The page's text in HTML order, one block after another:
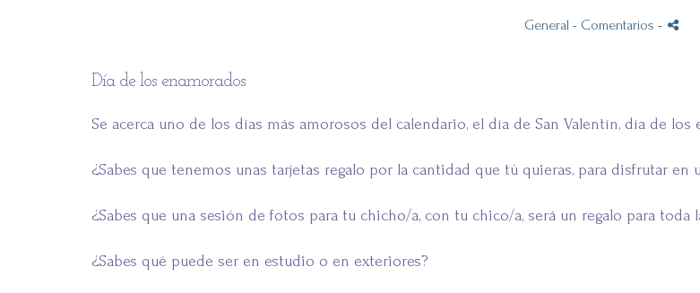
General - Comentarios -
Día de los enamorados
Se acerca uno de los días más amorosos del calendario, el día de San Valentín, día de los
¿Sabes que tenemos unas tarjetas regalo por la cantidad que tú quieras, para disfrutar en
¿Sabes que una sesión de fotos para tu chicho/a, con tu chico/a, será un regalo para toda
¿Sabes qué puede ser en estudio o en exteriores?